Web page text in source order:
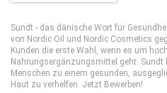
Sundt - das dänische Wort für
von Nordic Oil und Nordic Cosmetics
Kunden die erste Wahl, wenn es um
Nahrungsergänzungsmittel geht.
Menschen zu einem gesunden,
Haut zu verhelfen. Jetzt Bewerben!